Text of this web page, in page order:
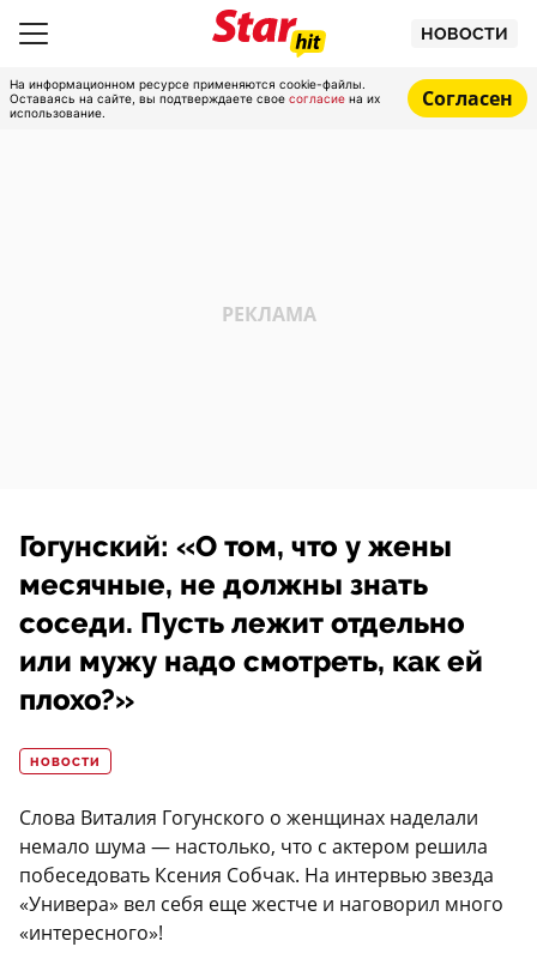
НОВОСТИ
На информационном ресурсе применяются cookie-файлы.
Оставаясь на сайте, вы подтверждаете свое согласие на их
использование.
Согласен
Гогунский: «О том, что у жены
месячные, не должны знать
соседи. Пусть лежит отдельно
или мужу надо смотреть, как ей
плохо?»
НОВОСТИ
Слова Виталия Гогунского о женщинах наделали
немало шума — настолько, что с актером решила
побеседовать Ксения Собчак. На интервью звезда
«Универа» вел себя еще жестче и наговорил много
«интересного»!